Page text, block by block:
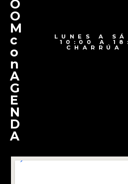
O
O
M
c
o
n
A
G
E
N
D
A
LUNES A
10:00 A
CHARRÚA